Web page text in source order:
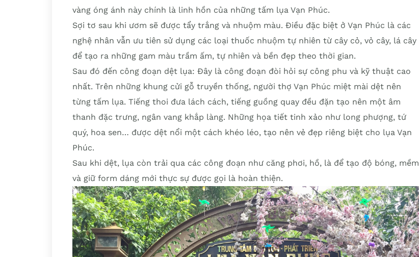
vàng óng ánh này chính là linh hồn của những tấm lụa Vạn Phúc.
Sợi tơ sau khi ươm sẽ được tẩy trắng và nhuộm màu. Điều đặc biệt ở Vạn Phúc là các
nghệ nhân vẫn ưu tiên sử dụng các loại thuốc nhuộm tự nhiên từ cây cỏ, vỏ cây, lá cây
để tạo ra những gam màu trầm ấm, tự nhiên và bền đẹp theo thời gian.
Sau đó đến công đoạn dệt lụa: Đây là công đoạn đòi hỏi sự công phu và kỹ thuật cao
nhất. Trên những khung cửi gỗ truyền thống, người thợ Vạn Phúc miệt mài dệt nên
từng tấm lụa. Tiếng thoi đưa lách cách, tiếng guồng quay đều đặn tạo nên một âm
thanh đặc trưng, ngân vang khắp làng. Những họa tiết tinh xảo như long phượng, tứ
quý, hoa sen… được dệt nổi một cách khéo léo, tạo nên vẻ đẹp riêng biệt cho lụa Vạn
Phúc.
Sau khi dệt, lụa còn trải qua các công đoạn như căng phơi, hồ, là để tạo độ bóng, mềm
và giữ form dáng mới thực sự được gọi là hoàn thiện.